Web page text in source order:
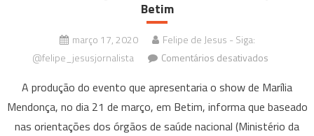
Betim
março 17, 2020
Felipe de Jesus - Siga:
@felipe_jesusjornalista
Comentários desativadosem
Urgente:
Show
Marília
A produção do evento que apresentaria o show de Marília
Mendonça, no dia 21 de março, em Betim, informa que baseado
nas orientações dos órgãos de saúde nacional (Ministério da